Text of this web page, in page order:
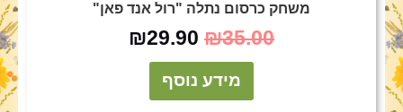
משחק כרסום נתלה "רול אנד פאן"
₪35.00
₪29.90
מידע נוסף